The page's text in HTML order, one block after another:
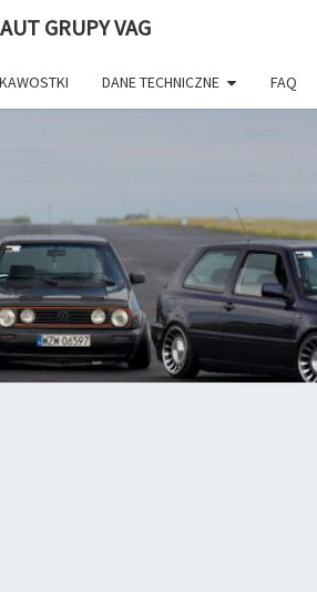
GRUPY VAG
DANE TECHNICZNE FAQ
Golf.
I